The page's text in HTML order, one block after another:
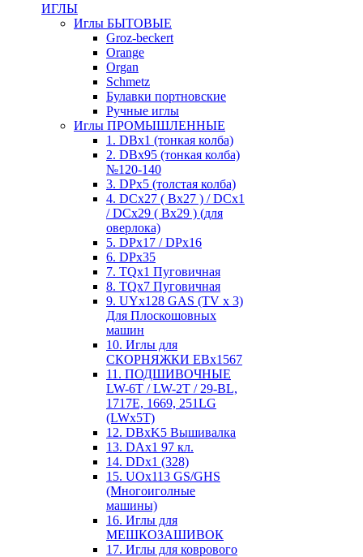
ИГЛЫ
Иглы БЫТОВЫЕ
Groz-beckert
Orange
Organ
Schmetz
Булавки портновские
Ручные иглы
Иглы ПРОМЫШЛЕННЫЕ
1. DBx1 (тонкая колба)
2. DBx95 (тонкая колба)
№120-140
3. DPx5 (толстая колба)
4. DCx27 ( Bx27 ) / DCx1
/ DCx29 ( Bx29 ) (для
оверлока)
5. DPx17 / DPx16
6. DPx35
7. TQx1 Пуговичная
8. TQx7 Пуговичная
9. UYx128 GAS (TV x 3)
Для Плоскошовных
машин
10. Иглы для
СКОРНЯЖКИ EBx1567
11. ПОДШИВОЧНЫЕ
LW-6T / LW-2T / 29-BL,
1717E, 1669, 251LG
(LWx5T)
12. DBxK5 Вышивалка
13. DAx1 97 кл.
14. DDx1 (328)
15. UOx113 GS/GHS
(Многоиголные
машины)
16. Иглы для
МЕШКОЗАШИВОК
17. Иглы для коврового